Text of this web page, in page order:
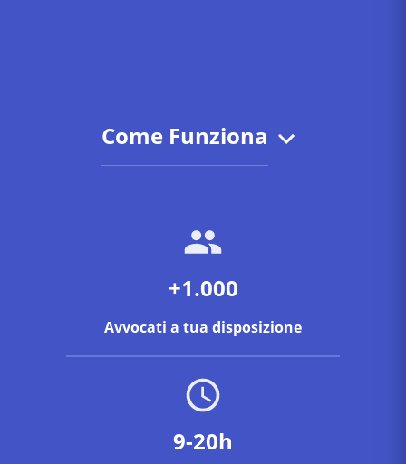
Come Funziona
+1.000
Avvocati a tua disposizione
9-20h